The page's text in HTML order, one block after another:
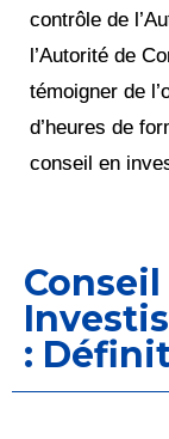
contrôle de
l’Autorité de
témoigner de
d’heures de
conseil en
Conseil
: